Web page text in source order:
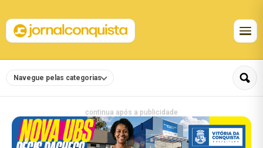
Navegue pelas categorias
continua após a publicidade